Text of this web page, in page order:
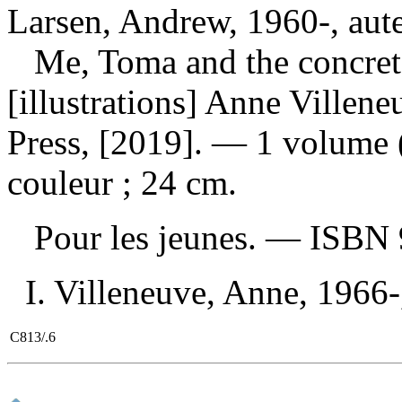
Larsen, Andrew, 1960-,
Me, Toma and the
[illustrations] Anne
Press, [2019]. — 1 volume
couleur ; 24 cm.
Pour les jeunes. — ISBN
I. Villeneuve, Anne,
C813/.6